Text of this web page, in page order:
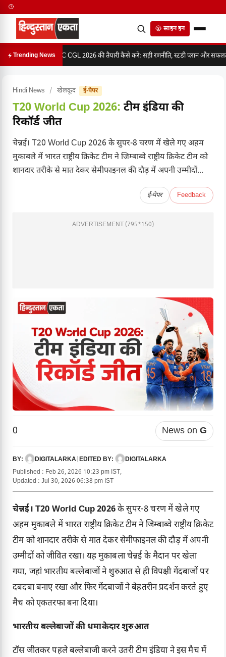
साइन इन
Trending NewsSSC CGL 2026 की तैयारी कैसे करें: सही रणनीति, स्टडी प्लान और
Hindi News / खेलकूद ई-पेपर
T20 World Cup 2026: टीम इंडिया की
रिकॉर्ड जीत
चेन्नई। T20 World Cup 2026 के सुपर-8 चरण में खेले गए अहम
मुकाबले में भारत राष्ट्रीय क्रिकेट टीम ने जिम्बाब्वे राष्ट्रीय क्रिकेट टीम को
शानदार तरीके से मात देकर सेमीफाइनल की दौड़ में अपनी उम्मीदों...
ई-पेपर Feedback
ADVERTISEMENT (795*150)
0 News on G
BY: DIGITALARKA EDITED BY:
DIGITALARKA
Published : Feb 26, 2026 10:23 pm IST,
Updated : Jul 30, 2026 06:38 pm IST
चेन्नई। T20 World Cup 2026के सुपर-8 चरण में खेले गए
अहम मुकाबले में भारत राष्ट्रीय क्रिकेट टीम ने जिम्बाब्वे राष्ट्रीय क्रिकेट
टीम को शानदार तरीके से मात देकर सेमीफाइनल की दौड़ में अपनी
उम्मीदों को जीवित रखा। यह मुकाबला चेन्नई के मैदान पर खेला
गया, जहां भारतीय बल्लेबाजों ने शुरुआत से ही विपक्षी गेंदबाजों पर
दबदबा बनाए रखा और फिर गेंदबाजों ने बेहतरीन प्रदर्शन करते हुए
मैच को एकतरफा बना दिया।
भारतीय बल्लेबाजों की धमाकेदार शुरुआत
टॉस जीतकर पहले बल्लेबाजी करने उतरी टीम इंडिया ने इस मैच में